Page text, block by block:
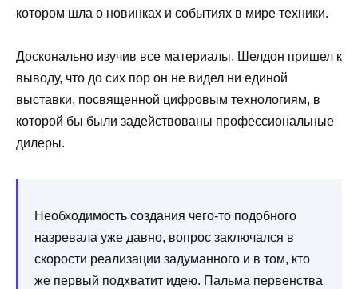
котором шла о новинках и событиях в мире техники.
Досконально изучив все материалы, Шелдон пришел к
выводу, что до сих пор он не видел ни единой
выставки, посвященной цифровым технологиям, в
которой бы были задействованы профессиональные
дилеры.
Необходимость создания чего-то подобного
назревала уже давно, вопрос заключался в
скорости реализации задуманного и в том, кто
же первый подхватит идею. Пальма первенства